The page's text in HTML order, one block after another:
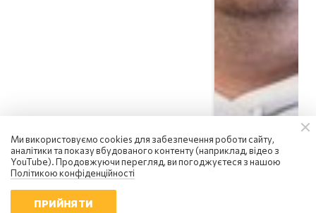
Ми використовуємо cookies для забезпечення роботи сайту,
аналітики та показу вбудованого контенту (наприклад, відео з
YouTube). Продовжуючи перегляд, ви погоджуєтеся з нашою
Політикою конфіденційності
ПРИЙНЯТИ